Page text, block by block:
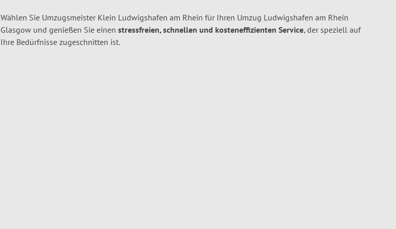
Wählen Sie Umzugsmeister Klein Ludwigshafen am Rhein für Ihren Umzug Ludwigshafen am Rhein
Glasgow und genießen Sie einen stressfreien, schnellen und kosteneffizienten Service, der speziell auf
Ihre Bedürfnisse zugeschnitten ist.